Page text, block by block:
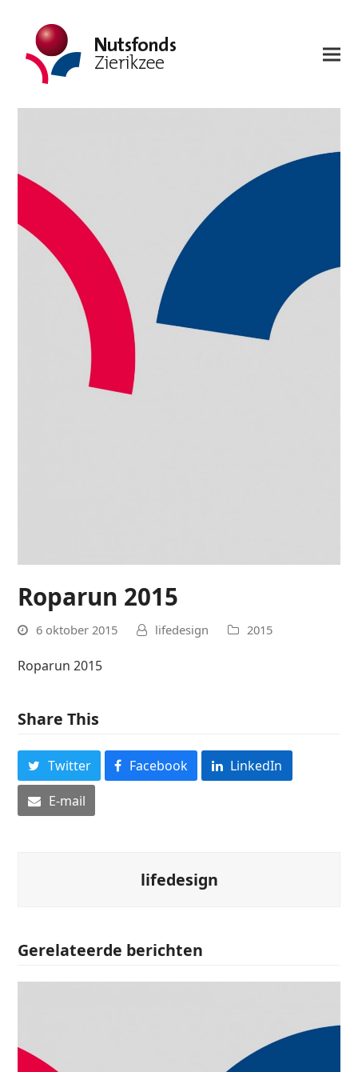
Roparun 2015
6 oktober 2015 lifedesign 2015
Roparun 2015
Share This
Twitter Facebook
LinkedIn
E-mail
lifedesign
Gerelateerde berichten